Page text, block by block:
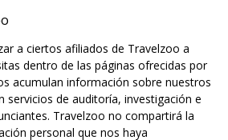
a ciertos afiliados de Travelzoo a
dentro de las páginas ofrecidas por
acumulan información sobre nuestros
servicios de auditoría, investigación e
Travelzoo no compartirá la
personal que nos haya